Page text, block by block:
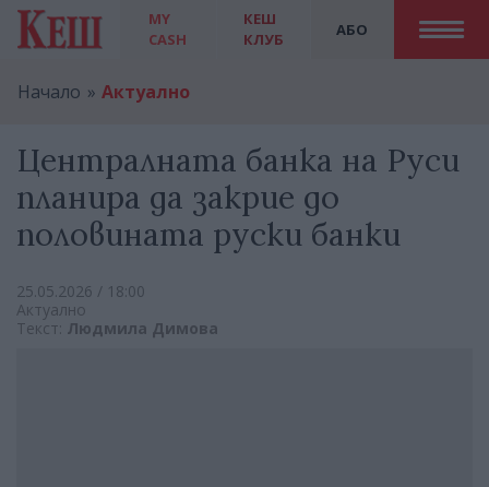
MY
CASH
АБО
КЕШ
КЛУБ
Начало Актуално
Централната банка на Руси
планира да закрие до
половината руски банки
25.05.2026 / 18:00
Актуално
Текст: Людмила Димова